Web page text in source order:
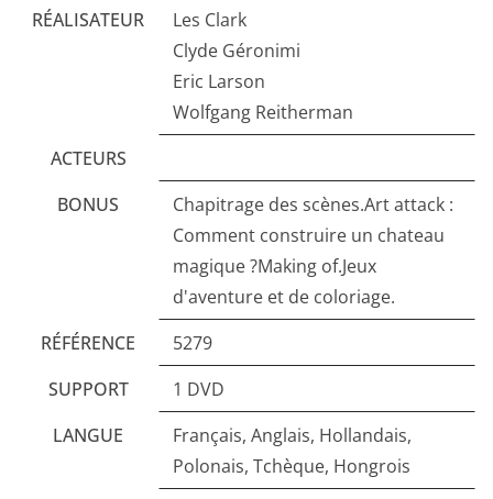
RÉALISATEUR
Les Clark
Clyde Géronimi
Eric Larson
Wolfgang Reitherman
ACTEURS
BONUS
Chapitrage des scènes.Art attack :
Comment construire un chateau
magique ?Making of.Jeux
d'aventure et de coloriage.
RÉFÉRENCE
5279
SUPPORT
1 DVD
LANGUE
Français, Anglais, Hollandais,
Polonais, Tchèque, Hongrois